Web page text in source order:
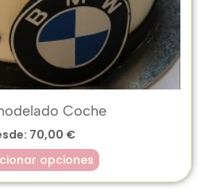
Coche
70,00 €
opciones